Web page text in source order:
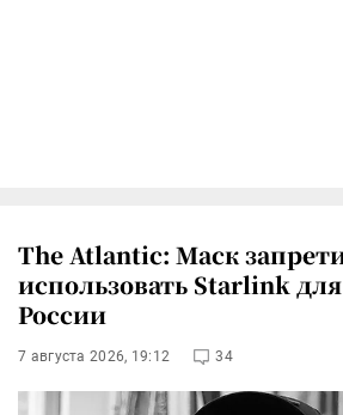
The Atlantic: Маск
использовать Starlink
России
7 августа 2026, 19:12 34